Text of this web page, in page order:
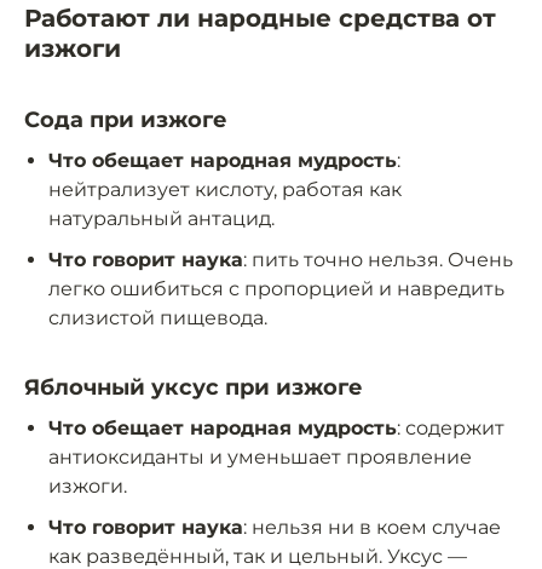
Работают ли народные средства от
изжоги
Сода при изжоге
Что обещает народная мудрость:
нейтрализует кислоту, работая как
натуральный антацид.
Что говорит наука: пить точно нельзя. Очень
легко ошибиться с пропорцией и навредить
слизистой пищевода.
Яблочный уксус при изжоге
Что обещает народная мудрость: содержит
антиоксиданты и уменьшает проявление
изжоги.
Что говорит наука: нельзя ни в коем случае
как разведённый, так и цельный. Уксус —